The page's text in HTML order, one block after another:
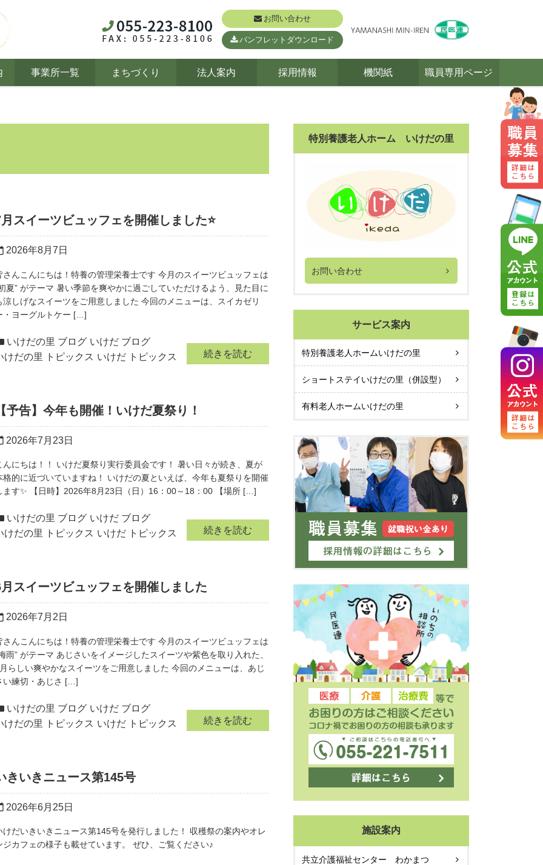
お問い合わせ
パンフレットダウンロード
事業所一覧 まちづくり 法人案内 採用情報 機関紙 職員専用ページ
スイーツビュッフェを開催しました⭐
2026年8月7日
さんこんにちは！特養の管理栄養士です 今月のスイーツビュッフェは
夏” がテーマ 暑い季節を爽やかに過ごしていただけるよう、見た目に
涼しげなスイーツをご用意しました 今回のメニューは、スイカゼリ
・ヨーグルトケー […]
いけだの里 ブログ いけだ ブログ
けだの里 トピックス いけだ トピックス 続きを読む
【予告】今年も開催！いけだ夏祭り！
2026年7月23日
んにちは！！ いけだ夏祭り実行委員会です！ 暑い日々が続き、夏が
格的に近づいていますね！ いけだの夏といえば、今年も夏祭りを開催
ます✨ 【日時】2026年8月23日（日）16：00～18：00 【場所 […]
いけだの里 ブログ いけだ ブログ
けだの里 トピックス いけだ トピックス 続きを読む
スイーツビュッフェを開催しました
2026年7月2日
さんこんにちは！特養の管理栄養士です 今月のスイーツビュッフェは
雨” がテーマ あじさいをイメージしたスイーツや紫色を取り入れた、
らしい爽やかなスイーツをご用意しました 今回のメニューは、あじ
い練切・あじさ […]
いけだの里 ブログ いけだ ブログ
けだの里 トピックス いけだ トピックス 続きを読む
きいきニュース第145号
2026年6月25日
けだいきいきニュース第145号を発行しました！ 収穫祭の案内やオレ
ジカフェの様子も載せています。 ぜひ、ご覧ください♪
特別養護老人ホーム いけだの里
お問い合わせ
サービス案内
特別養護老人ホームいけだの里
ショートステイいけだの里（併設型）
有料老人ホームいけだの里
施設案内
共立介護福祉センター わかまつ